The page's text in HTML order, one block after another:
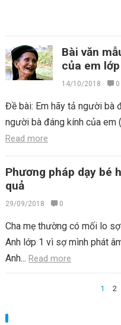
Bài văn
của em
14/10/2018 0
Đề bài: Em hãy tả người bà
người bà đáng kính của em
Read more
Phương pháp dạy bé
quả
29/09/2018 0
Cha mẹ thường có mối lo
Anh lớp 1 vì sợ mình phát
Anh... Read more
bài
1 2